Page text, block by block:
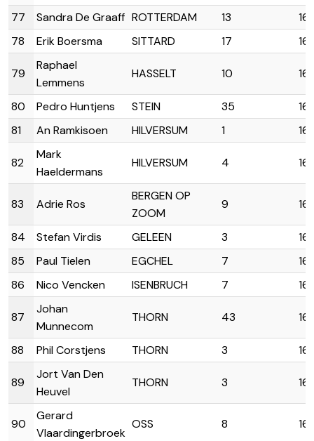
77
Sandra De Graaff ROTTERDAM 13
78
Erik Boersma SITTARD 17
79
Raphael
Lemmens
HASSELT 10
80 Pedro Huntjens STEIN 35
81
An Ramkisoen HILVERSUM 1
82
Mark
Haeldermans
HILVERSUM 4
83 Adrie Ros
BERGEN OP
ZOOM
9
84 Stefan Virdis GELEEN 3
85
Paul Tielen EGCHEL 7
86
Nico Vencken ISENBRUCH 7
87
Johan
Munnecom
THORN 43
88 Phil Corstjens THORN 3
89
Jort Van Den
Heuvel
THORN 3
90
Gerard
Vlaardingerbroek
OSS 8